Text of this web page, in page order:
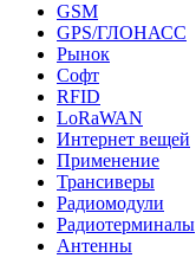
GSM
GPS/ГЛОНАСС
Рынок
Софт
RFID
LoRaWAN
Интернет вещей
Применение
Трансиверы
Радиомодули
Радиотерминалы
Антенны